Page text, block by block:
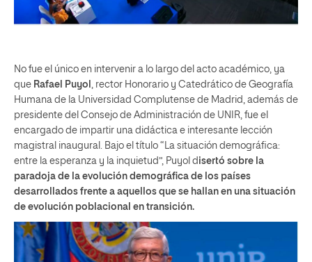
No fue el único en intervenir a lo largo del acto académico, ya
que Rafael Puyol , rector Honorario y Catedrático de Geografía
Humana de la Universidad Complutense de Madrid, además de
presidente del Consejo de Administración de UNIR, fue el
encargado de impartir una didáctica e interesante lección
magistral inaugural. Bajo el título “La situación demográfica:
entre la esperanza y la inquietud”, Puyol d isertó sobre la
paradoja de la evolución demográfica de los países
desarrollados frente a aquellos que se hallan en una situación
de evolución poblacional en transición.